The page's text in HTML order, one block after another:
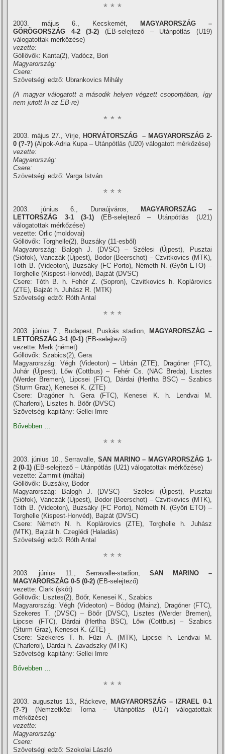
* * *
2003. május 6., Kecskemét, MAGYARORSZÁG–
GÖRÖGORSZÁG 4-2 (3-2) (EB-selejtező – Utánpótlás (U19)
válogatottak mérkőzése)
vezette:
Góllövők: Kanta(2), Vadócz, Bori
Magyarország:
Csere:
Szövetségi edző: Ubrankovics Mihály
(A magyar válogatott a második helyen végzett csoportjában, í­gy
nem jutott ki az EB-re)
* * *
2003. május 27., Virje, HORVÁTORSZÁG – MAGYARORSZÁG 2-
0 (?-?) (Alpok-Adria Kupa – Utánpótlás (U20) válogatott mérkőzése)
vezette:
Magyarország:
Csere:
Szövetségi edző: Varga István
* * *
2003. június 6., Dunaújváros,
MAGYARORSZÁG –
LETTORSZÁG 3-1 (3-1)(EB-selejtező – Utánpótlás (U21)
válogatottak mérkőzése)
vezette: Orlic (moldovai)
Góllövők: Torghelle(2), Buzsáky (11-esből)
Magyarország: Balogh J. (DVSC) – Szélesi (Újpest), Pusztai
(Siófok), Vanczák (Újpest), Bodor (Beerschot) – Czvitkovics (MTK),
Tóth B. (Videoton), Buzsáky (FC Porto), Németh N. (Győri ETO) –
Torghelle (Kispest-Honvéd), Bajzát (DVSC)
Csere: Tóth B. h. Fehér Z. (Sopron), Czvitkovics h. Koplárovics
(ZTE), Bajzát h. Juhász R. (MTK)
Szövetségi edző: Róth Antal
* * *
2003. június 7., Budapest, Puskás stadion,
MAGYARORSZÁG –
LETTORSZÁG 3-1 (0-1) (EB-selejtező)
vezette: Merk (német)
Góllövők: Szabics(2), Gera
Magyarország: Végh (Videoton) – Urbán (ZTE), Dragóner (FTC),
Juhár (Újpest), Lőw (Cottbus) – Fehér Cs. (NAC Breda), Lisztes
(Werder Bremen), Lipcsei (FTC), Dárdai (Hertha BSC) – Szabics
(Sturm Graz), Kenesei K. (ZTE)
Csere: Dragóner h. Gera (FTC), Kenesei K. h. Lendvai M.
(Charleroi), Lisztes h. Böőr (DVSC)
Szövetségi kapitány: Gellei Imre
Bővebben …
* * *
2003. június 10., Serravalle, SAN MARINO – MAGYARORSZÁG1-
2 (0-1) (EB-selejtező – Utánpótlás (U21) válogatottak mérkőzése)
vezette: Zammit (máltai)
Góllövők: Buzsáky, Bodor
Magyarország: Balogh J. (DVSC) – Szélesi (Újpest), Pusztai
(Siófok), Vanczák (Újpest), Bodor (Beerschot) – Czvitkovics (MTK),
Tóth B. (Videoton), Buzsáky (FC Porto), Németh N. (Győri ETO) –
Torghelle (Kispest-Honvéd), Bajzát (DVSC)
Csere: Németh N. h. Koplárovics (ZTE), Torghelle h. Juhász
(MTK), Bajzát h. Czeglédi (Haladás)
Szövetségi edző: Róth Antal
* * *
2003. június 11., Serravalle-stadion, SAN MARINO –
MAGYARORSZÁG 0-5 (0-2) (EB-selejtező)
vezette: Clark (skót)
Góllövők: Lisztes(2), Böőr, Kenesei K., Szabics
Magyarország: Végh (Videoton) – Bódog (Mainz), Dragóner (FTC),
Szekeres T. (DVSC) – Böőr (DVSC), Lisztes (Werder Bremen),
Lipcsei (FTC), Dárdai (Hertha BSC), Lőw (Cottbus) – Szabics
(Sturm Graz), Kenesei K. (ZTE)
Csere: Szekeres T. h. Füzi Á. (MTK), Lipcsei h. Lendvai M.
(Charleroi), Dárdai h. Zavadszky (MTK)
Szövetségi kapitány: Gellei Imre
Bővebben …
* * *
2003. augusztus 13., Ráckeve, MAGYARORSZÁG – IZRAEL 0-1
(?-?) (Nemzetközi Torna – Utánpótlás (U17) válogatottak
mérkőzése)
vezette:
Magyarország:
Csere:
Szövetségi edző: Szokolai László